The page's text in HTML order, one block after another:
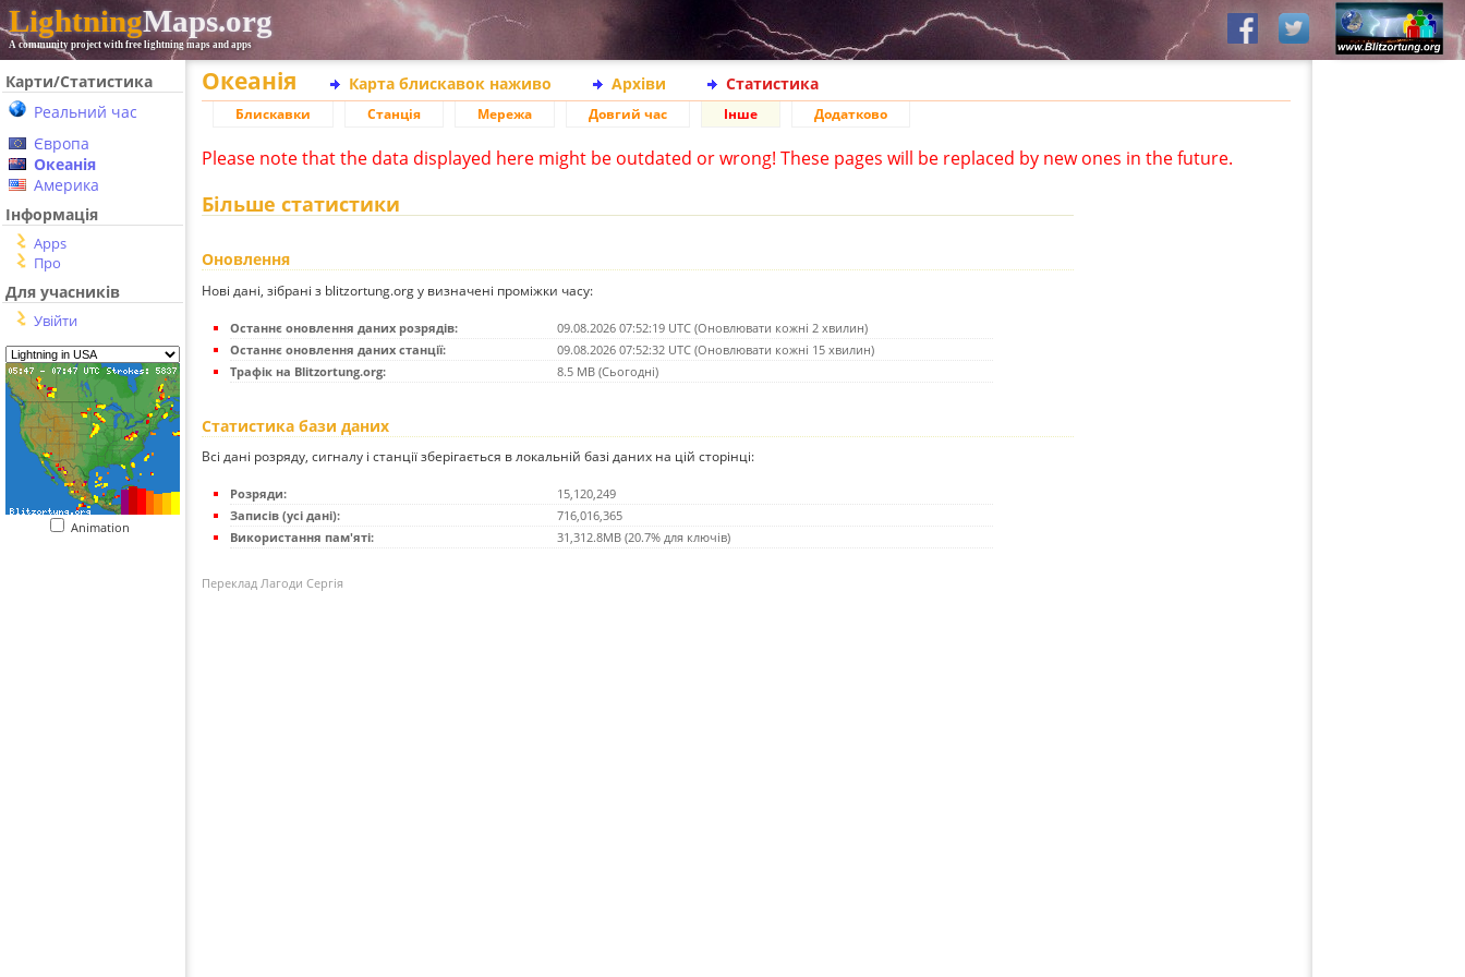
LightningMaps.org
A community project with free lightning maps and apps
Карти/Статистика
Реальний час
Європа
Океанія
Америка
Інформація
Apps
Про
Для учасників
Увійти
Animation
Океанія Карта блискавок наживо Архіви Статистика
Блискавки Станція Мережа Довгий час Інше Додатково
Please note that the data displayed here might be outdated or wrong! These pages will be replaced by new ones in the future.
Більше статистики
Оновлення
Нові дані, зібрані з blitzortung.org у визначені проміжки часу:
Останнє оновлення даних розрядів:
09.08.2026 07:52:19 UTC (Оновлювати кожні 2 хвилин)
Останнє оновлення даних станції:
09.08.2026 07:52:32 UTC (Оновлювати кожні 15 хвилин)
Трафік на Blitzortung.org:
8.5 MB (Сьогодні)
Статистика бази даних
Всі дані розряду, сигналу і станції зберігається в локальній базі даних на цій сторінці:
Розряди:
15,120,249
Записів (усі дані):
716,016,365
Використання пам'яті:
31,312.8MB (20.7% для ключів)
Переклад Лагоди Сергія